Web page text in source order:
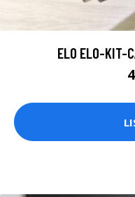
ELO ELO-KIT-